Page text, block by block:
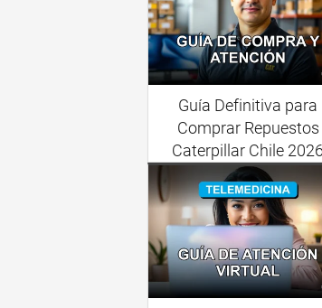
Guía Definitiva para
Comprar Repuestos
Caterpillar Chile 2026